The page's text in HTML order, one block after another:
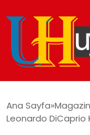
Ana Sayfa Magazin
Leonardo DiCaprio